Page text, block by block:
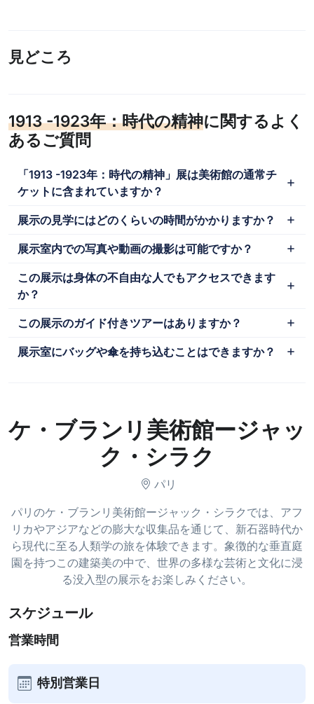
見どころ
1913 -1923年：時代の精神に関するよく
あるご質問
「1913 -1923年：時代の精神」展は美術館の通常チ
ケットに含まれていますか？
展示の見学にはどのくらいの時間がかかりますか？
展示室内での写真や動画の撮影は可能ですか？
この展示は身体の不自由な人でもアクセスできます
か？
この展示のガイド付きツアーはありますか？
展示室にバッグや傘を持ち込むことはできますか？
ケ・ブランリ美術館ージャッ
ク・シラク
パリ
パリのケ・ブランリ美術館ージャック・シラクでは、アフ
リカやアジアなどの膨大な収集品を通じて、新石器時代か
ら現代に至る人類学の旅を体験できます。象徴的な垂直庭
園を持つこの建築美の中で、世界の多様な芸術と文化に浸
る没入型の展示をお楽しみください。
スケジュール
営業時間
特別営業日